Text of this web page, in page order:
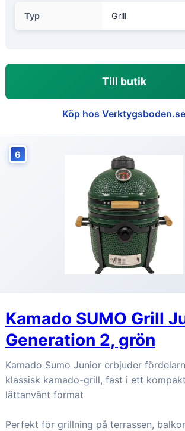
Typ Grill
Till butik
Köp hos Verktygsboden.se
6
Kamado SUMO Grill
Generation 2, grön
Kamado Sumo Junior erbjuder
klassisk kamado-grill, fast i ett
lättanvänt format
Perfekt för grillning på terrassen,